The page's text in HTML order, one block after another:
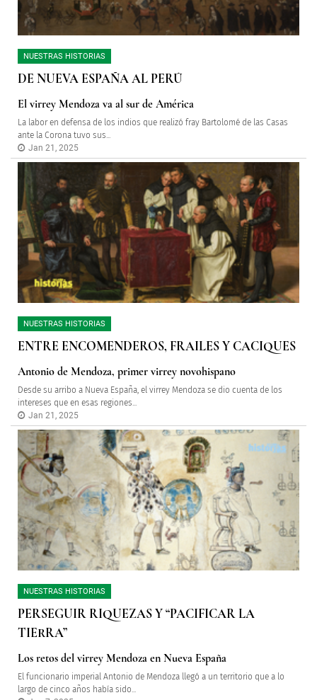
NUESTRAS HISTORIAS
DE NUEVA ESPAÑA AL PERÚ
El virrey Mendoza va al sur de América
La labor en defensa de los indios que realizó fray Bartolomé de las Casas
ante la Corona tuvo sus...
Jan 21, 2025
NUESTRAS HISTORIAS
ENTRE ENCOMENDEROS, FRAILES Y CACIQUES
Antonio de Mendoza, primer virrey novohispano
Desde su arribo a Nueva España, el virrey Mendoza se dio cuenta de los
intereses que en esas regiones...
Jan 21, 2025
NUESTRAS HISTORIAS
PERSEGUIR RIQUEZAS Y “PACIFICAR LA
TIERRA”
Los retos del virrey Mendoza en Nueva España
El funcionario imperial Antonio de Mendoza llegó a un territorio que a lo
largo de cinco años había sido...